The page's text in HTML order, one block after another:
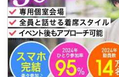
・事前にクレジットカード払いもOK（申込時
📌【参加にあたってのご案内】
・お申込み完了後、お席を確保いたします
・キャンセルには所定のポリシーが適用され
・マスク着用は任意です（気になる方はご自
💘＼人気イベントのためお早めに！／
「街コンって緊張するかも…」という方も安心
気軽に参加できて、楽しく出会える週末のひ
恋のきっかけは、ここから！
あなたのご参加、お待ちしております✨